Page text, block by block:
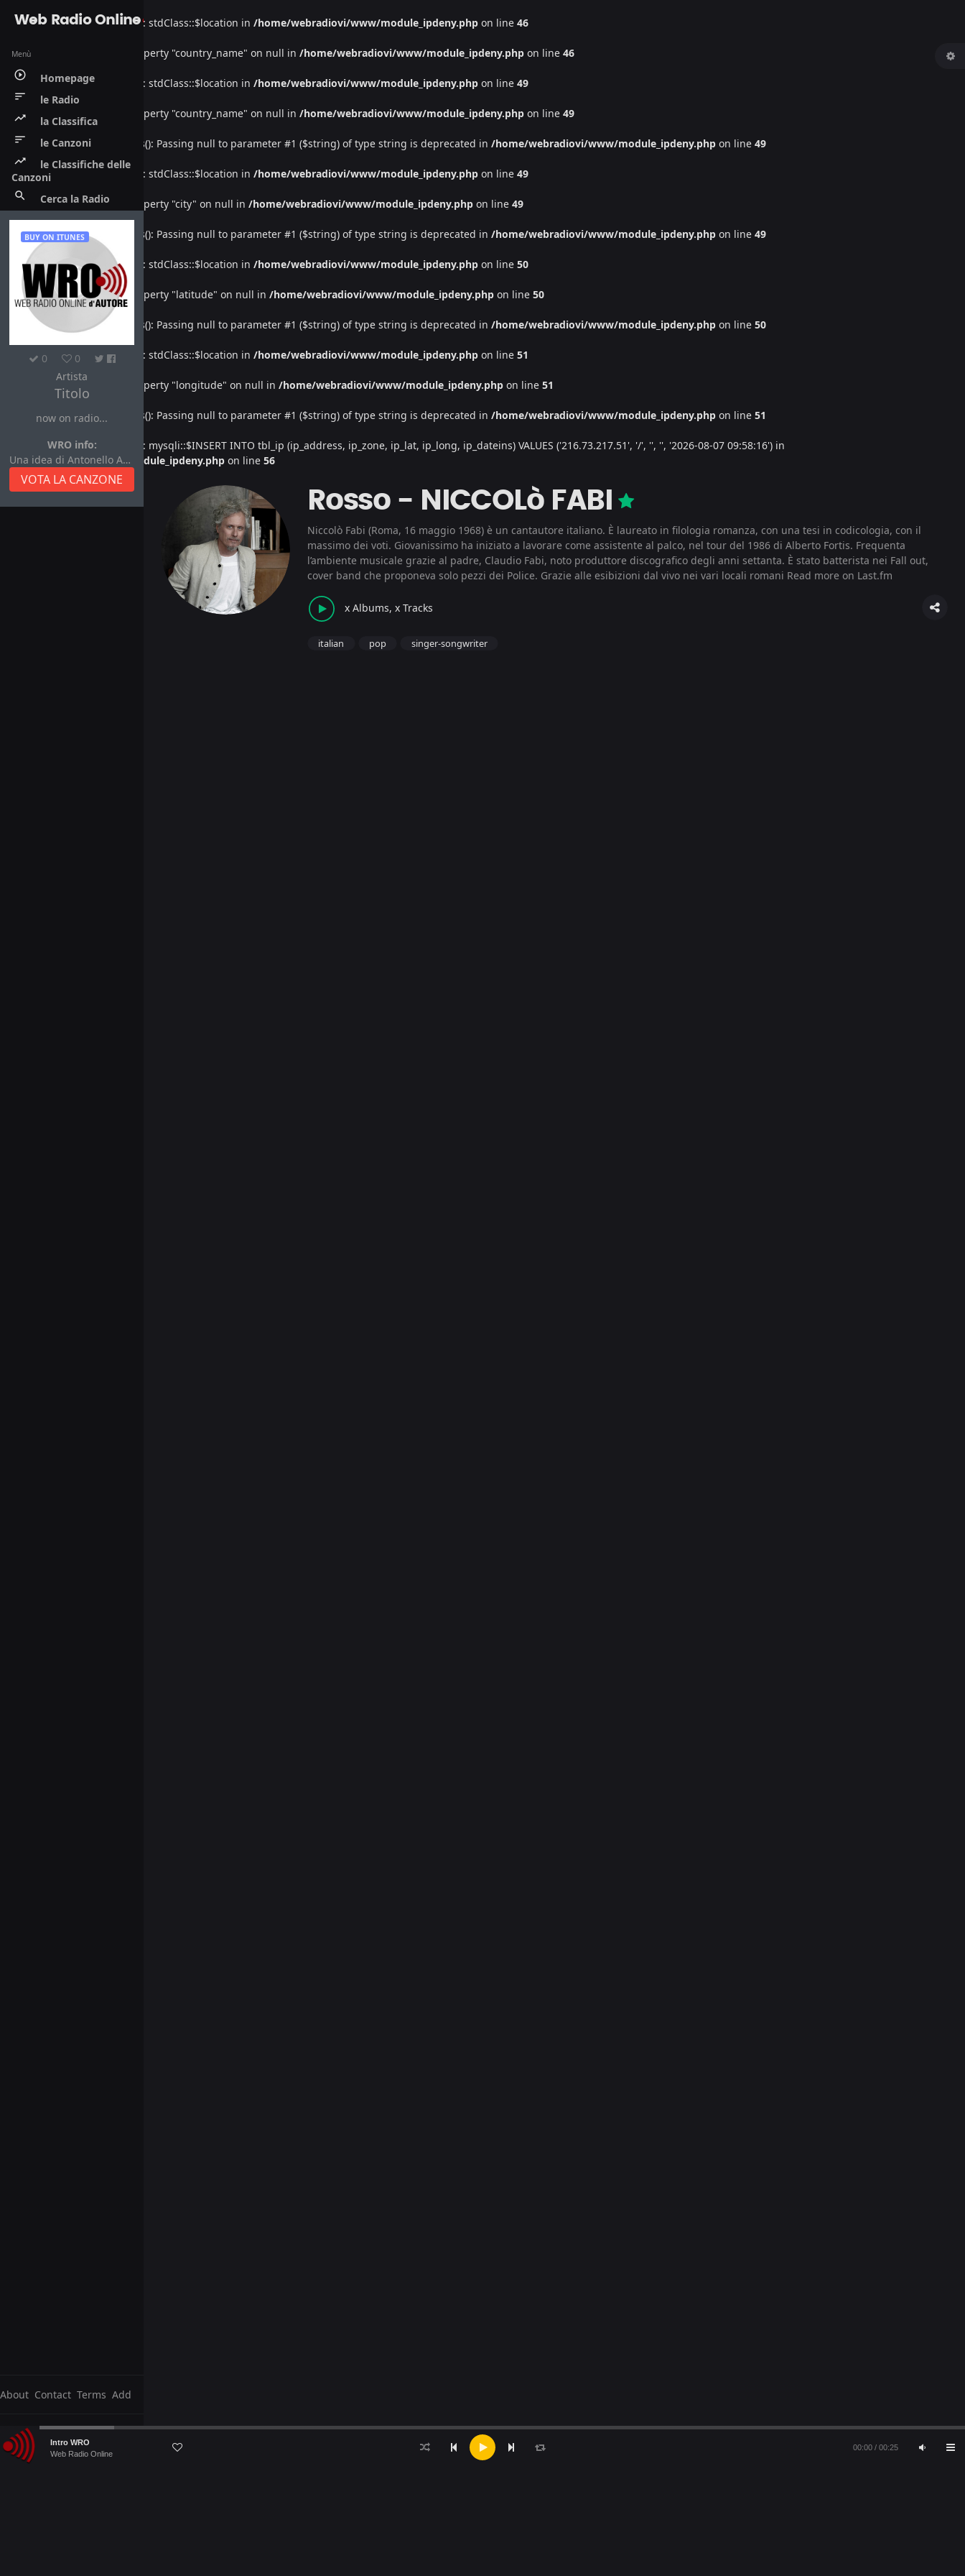
Warning: Undefined property: stdClass::$location in /home/webradiovi/www/module_ipdeny.php on line 46
Warning : Attempt to read property "country_name" on null in /home/webradiovi/www/module_ipdeny.php on line 46
Warning: Undefined property: stdClass::$location in /home/webradiovi/www/module_ipdeny.php on line 49
Warning : Attempt to read property "country_name" on null in /home/webradiovi/www/module_ipdeny.php on line 49
Deprecated: htmlspecialchars(): Passing null to parameter #1 ($string) of type string is deprecated in /home/webradiovi/www/module_ipdeny.php on line 49
Warning: Undefined property: stdClass::$location in /home/webradiovi/www/module_ipdeny.php on line 49
Warning: Attempt to read property "city" on null in /home/webradiovi/www/module_ipdeny.php on line 49
Deprecated: htmlspecialchars(): Passing null to parameter #1 ($string) of type string is deprecated in /home/webradiovi/www/module_ipdeny.php on line 49
Warning: Undefined property: stdClass::$location in /home/webradiovi/www/module_ipdeny.php on line 50
Warning: Attempt to read property "latitude" on null in /home/webradiovi/www/module_ipdeny.php on line 50
Deprecated : htmlspecialchars(): Passing null to parameter #1 ($string) of type string is deprecated in /home/webradiovi/www/module_ipdeny.php on line 50
Warning : Undefined property: stdClass::$location in /home/webradiovi/www/module_ipdeny.php on line 51
: Attempt to read property "longitude" on null in /home/webradiovi/www/module_ipdeny.php on line 51
Deprecated : htmlspecialchars(): Passing null to parameter #1 ($string) of type string is deprecated in /home/webradiovi/www/module_ipdeny.php on line 51
: Undefined property: mysqli::$INSERT INTO tbl_ip (ip_address, ip_zone, ip_lat, ip_long, ip_dateins) VALUES ('216.73.217.51', '/', '', '', '2026-08-07 09:58:16') in
/home/webradiovi/www/module_ipdeny.php on line 56
Web Radio Online
Menù
play_circle_outline Homepage
sort le Radio
trending_up la Classifica
sort le Canzoni
trending_up
le Classifiche delle
Canzoni
search Cerca la Radio
BUY ON ITUNES
0
0
Artista
Titolo
now on radio...
WRO info:
Una idea di Antonello Autore
VOTA LA CANZONE
About Contact Terms Add
Audio
Player
Intro WRO
Web Radio Online
00:00 / 00:25
Rosso - NICCOLò FABI
Niccolò Fabi (Roma, 16 maggio 1968) è un cantautore italiano. È laureato in filologia romanza, con una tesi in codicologia, con il
massimo dei voti. Giovanissimo ha iniziato a lavorare come assistente al palco, nel tour del 1986 di Alberto Fortis. Frequenta
l’ambiente musicale grazie al padre, Claudio Fabi, noto produttore discografico degli anni settanta. È stato batterista nei Fall out,
cover band che proponeva solo pezzi dei Police. Grazie alle esibizioni dal vivo nei vari locali romani Read more on Last.fm
x Albums, x Tracks
italian pop singer-songwriter